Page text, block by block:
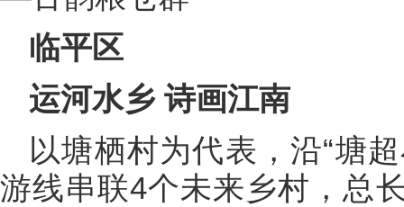
临平区
运河水乡 诗画江南
以塘栖村为代表，沿“塘
游线串联4个未来乡村，总